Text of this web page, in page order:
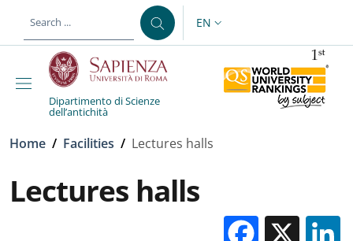
LANGUAGE SWITCHER:
EN
Dipartimento di Scienze
dell’antichità
Breadcrumb
Home / Facilities / Lectures halls
Lectures halls
X